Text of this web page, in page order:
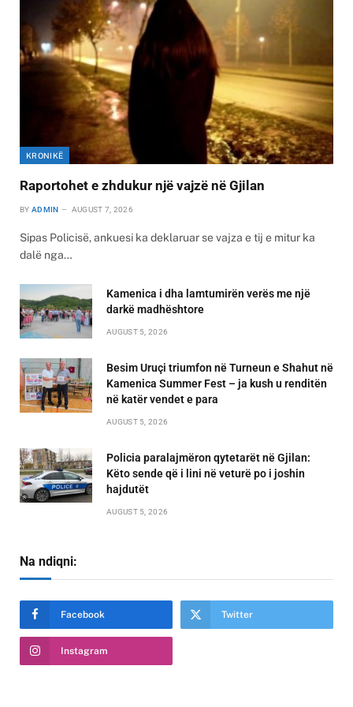
KRONIKË
Raportohet e zhdukur një vajzë në Gjilan
BY ADMIN AUGUST 7, 2026
Sipas Policisë, ankuesi ka deklaruar se vajza e tij e mitur ka
dalë nga…
Kamenica i dha lamtumirën verës me një
darkë madhështore
AUGUST 5, 2026
Besim Uruçi triumfon në Turneun e Shahut në
Kamenica Summer Fest – ja kush u renditën
në katër vendet e para
AUGUST 5, 2026
Policia paralajmëron qytetarët në Gjilan:
Këto sende që i lini në veturë po i joshin
hajdutët
AUGUST 5, 2026
Na ndiqni:
Facebook Twitter
Instagram